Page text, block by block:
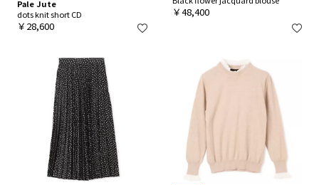
Pale Jute
dots knit short CD
￥28,600
￥48,400